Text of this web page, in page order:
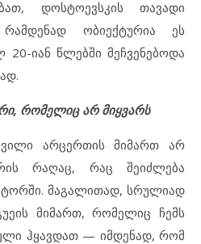
დოსტოევსკის თავადი
ობიექტურია ეს
იან წლებში მეჩვენებოდა
რომელიც არ მიყვარს
არცერთის მიმართ არ
რაღაც, რაც შეიძლება
მაგალითად, სრულიად
მიმართ, რომელიც ჩემს
ჰყავდათ — იმდენად, რომ